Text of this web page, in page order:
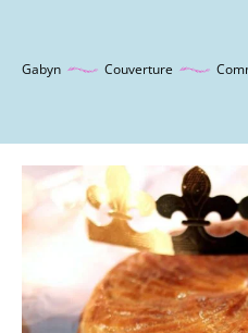
Gabyn Couverture